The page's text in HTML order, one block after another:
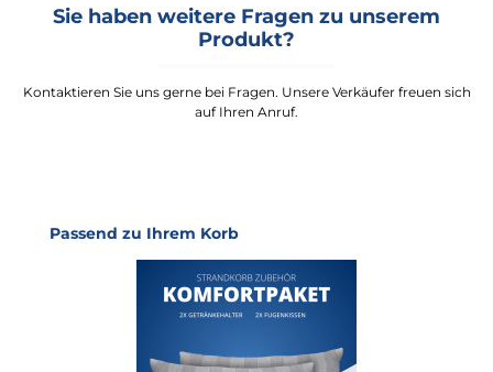
Sie haben weitere Fragen zu unserem
Produkt?
Kontaktieren Sie uns gerne bei Fragen. Unsere Verkäufer freuen sich
auf Ihren Anruf.
Produktgalerie überspringen
Passend zu Ihrem Korb